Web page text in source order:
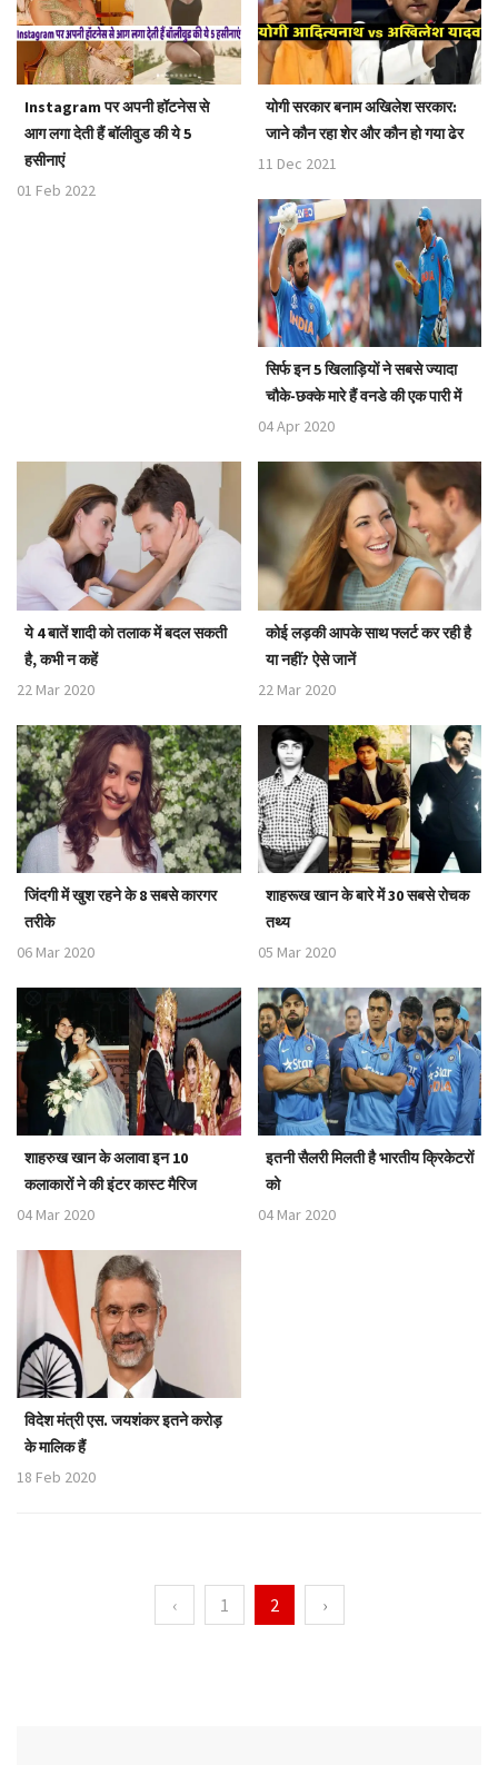
Instagram पर अपनी हॉटनेस से
आग लगा देती हैं बॉलीवुड की ये 5
हसीनाएं
01 Feb 2022
योगी सरकार बनाम अखिलेश सरकार:
जाने कौन रहा शेर और कौन हो गया ढेर
11 Dec 2021
सिर्फ इन 5 खिलाड़ियों ने सबसे ज्यादा
चौके-छक्के मारे हैं वनडे की एक पारी में
04 Apr 2020
ये 4 बातें शादी को तलाक में बदल सकती
है, कभी न कहें
22 Mar 2020
कोई लड़की आपके साथ फ्लर्ट कर रही है
या नहीं? ऐसे जानें
22 Mar 2020
जिंदगी में खुश रहने के 8 सबसे कारगर
तरीके
06 Mar 2020
शाहरूख खान के बारे में 30 सबसे रोचक
तथ्य
05 Mar 2020
शाहरुख खान के अलावा इन 10
कलाकारों ने की इंटर कास्ट मैरिज
04 Mar 2020
इतनी सैलरी मिलती है भारतीय क्रिकेटरों
को
04 Mar 2020
विदेश मंत्री एस. जयशंकर इतने करोड़
के मालिक हैं
18 Feb 2020
‹ 1 2 ›